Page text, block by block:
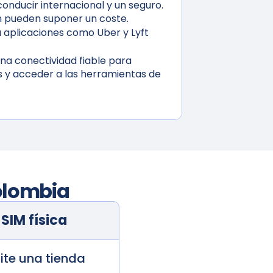
internacional y un seguro.
suponer un coste.
aplicaciones como Uber y Lyft
conectividad fiable para
acceder a las herramientas de
SIM física
una tienda